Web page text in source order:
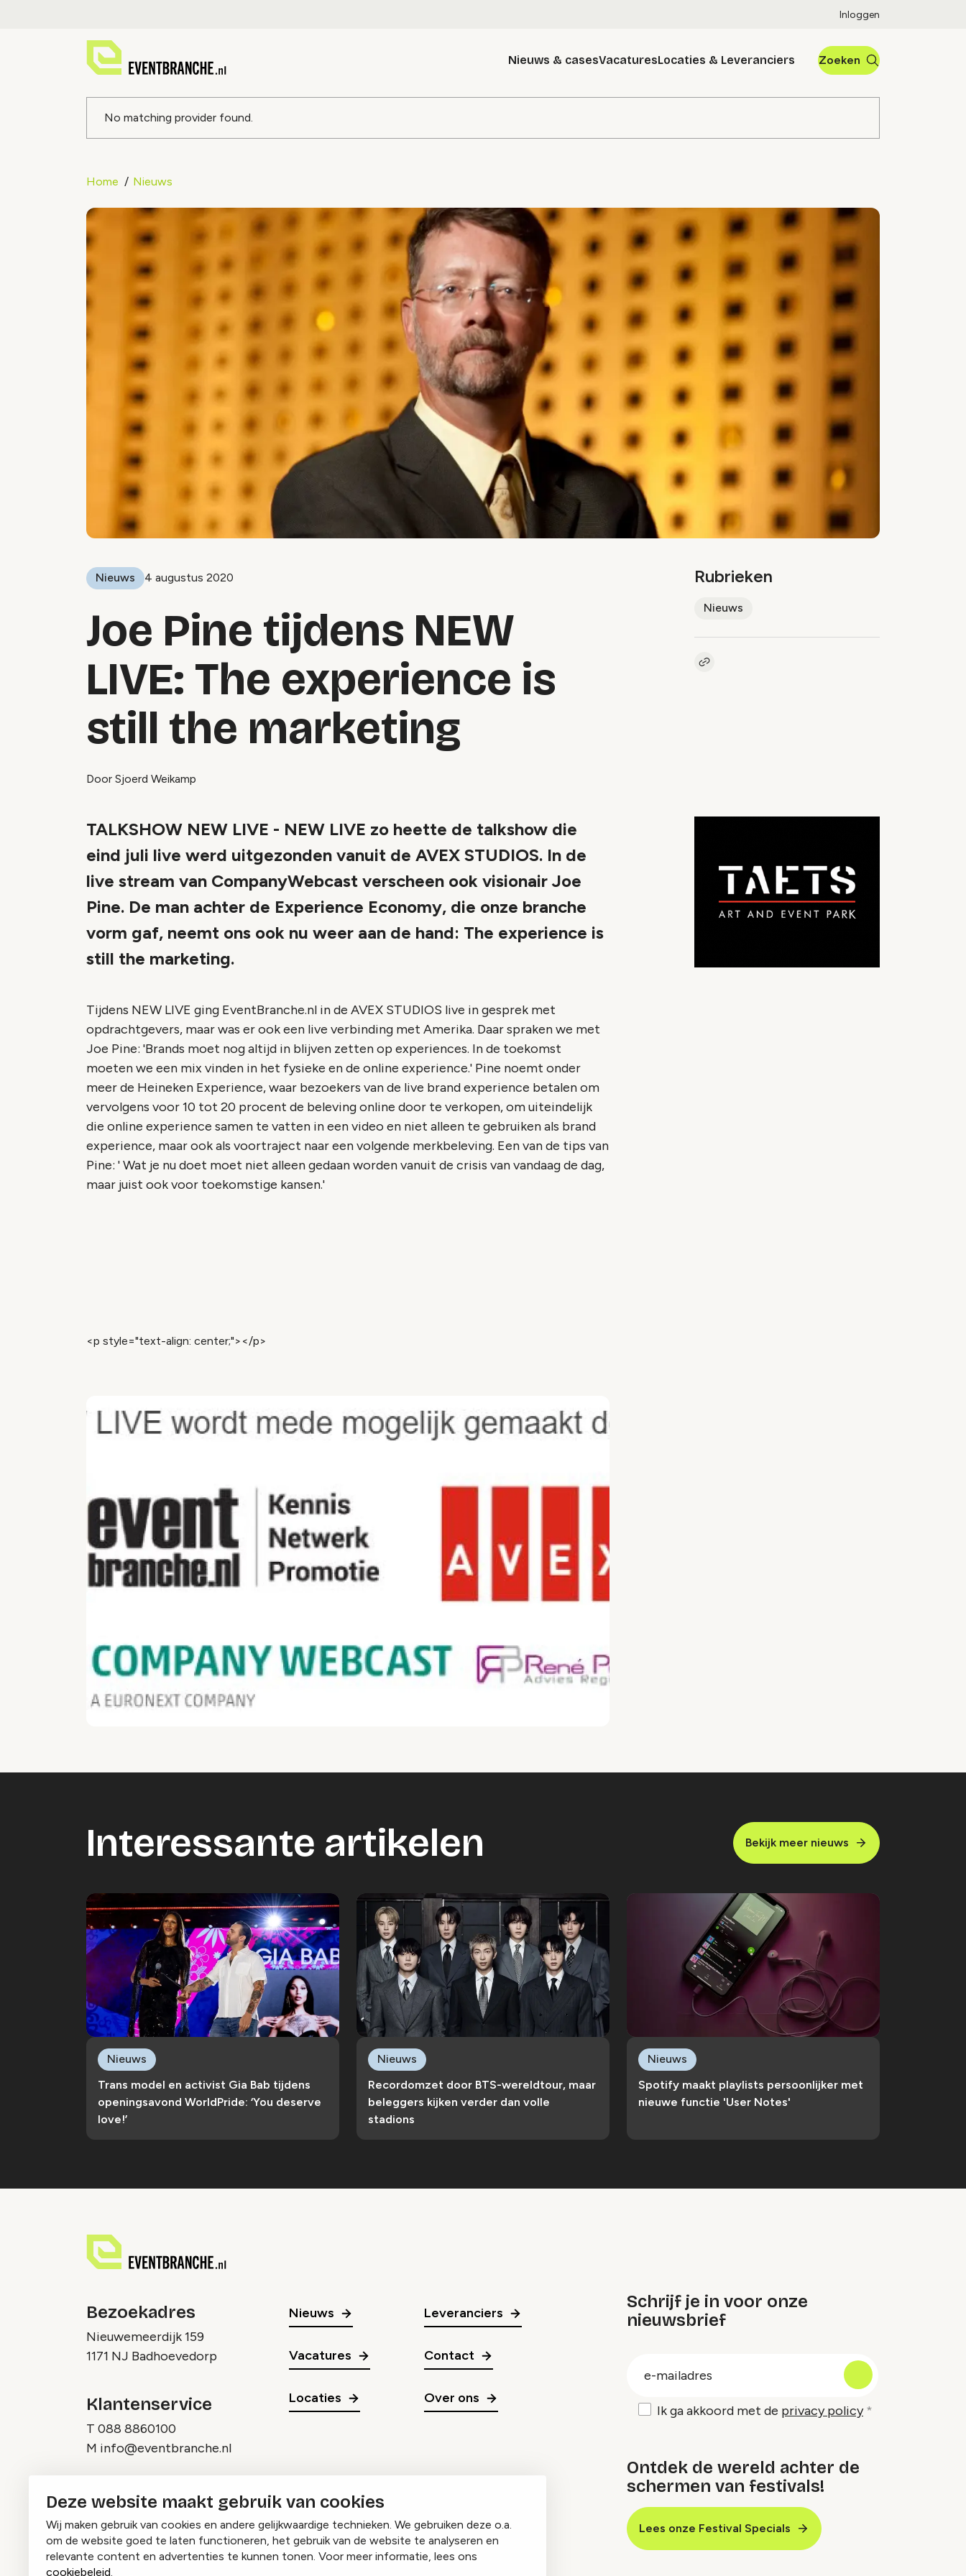
Deze website maakt gebruik van cookies
Wij maken gebruik van cookies en andere gelijkwaardige technieken. We gebruiken deze o.a.
om de website goed te laten functioneren, het gebruik van de website te analyseren en
relevante content en advertenties te kunnen tonen. Voor meer informatie, lees ons
cookiebeleid.
Inloggen
Nieuws & casesVacaturesLocaties & Leveranciers Zoeken
Foutmelding
No matching provider found.
Home Nieuws
Nieuws 4 augustus 2020
Joe Pine tijdens NEW
LIVE: The experience is
still the marketing
Door Sjoerd Weikamp
Rubrieken
Nieuws
Kopieer link naar artikel
TALKSHOW NEW LIVE - NEW LIVE zo heette de talkshow die
eind juli live werd uitgezonden vanuit de AVEX STUDIOS. In de
live stream van CompanyWebcast verscheen ook visionair Joe
Pine. De man achter de Experience Economy, die onze branche
vorm gaf, neemt ons ook nu weer aan de hand: The experience is
still the marketing.
Tijdens NEW LIVE ging EventBranche.nl in de AVEX STUDIOS live in gesprek met
opdrachtgevers, maar was er ook een live verbinding met Amerika. Daar spraken we met
Joe Pine: 'Brands moet nog altijd in blijven zetten op experiences. In de toekomst
moeten we een mix vinden in het fysieke en de online experience.' Pine noemt onder
meer de Heineken Experience, waar bezoekers van de live brand experience betalen om
vervolgens voor 10 tot 20 procent de beleving online door te verkopen, om uiteindelijk
die online experience samen te vatten in een video en niet alleen te gebruiken als brand
experience, maar ook als voortraject naar een volgende merkbeleving. Een van de tips van
Pine: ' Wat je nu doet moet niet alleen gedaan worden vanuit de crisis van vandaag de dag,
maar juist ook voor toekomstige kansen.'
<p style="text-align: center;"></p>
Interessante artikelen Bekijk meer nieuws
Trans model en activist Gia Bab tijdens
openingsavond WorldPride: ‘You deserve
love!’
Nieuws
Recordomzet door BTS-wereldtour, maar
beleggers kijken verder dan volle
stadions
Nieuws
Spotify maakt playlists persoonlijker met
nieuwe functie 'User Notes'
Nieuws
Bezoekadres
Nieuwemeerdijk 159
1171 NJ Badhoevedorp
Klantenservice
T 088 8860100
M info@eventbranche.nl
Nieuws
Vacatures
Locaties
Leveranciers
Contact
Over ons
Schrijf je in voor onze
nieuwsbrief
Ik ga akkoord met de privacy policy
Ontdek de wereld achter de
schermen van festivals!
Lees onze Festival Specials